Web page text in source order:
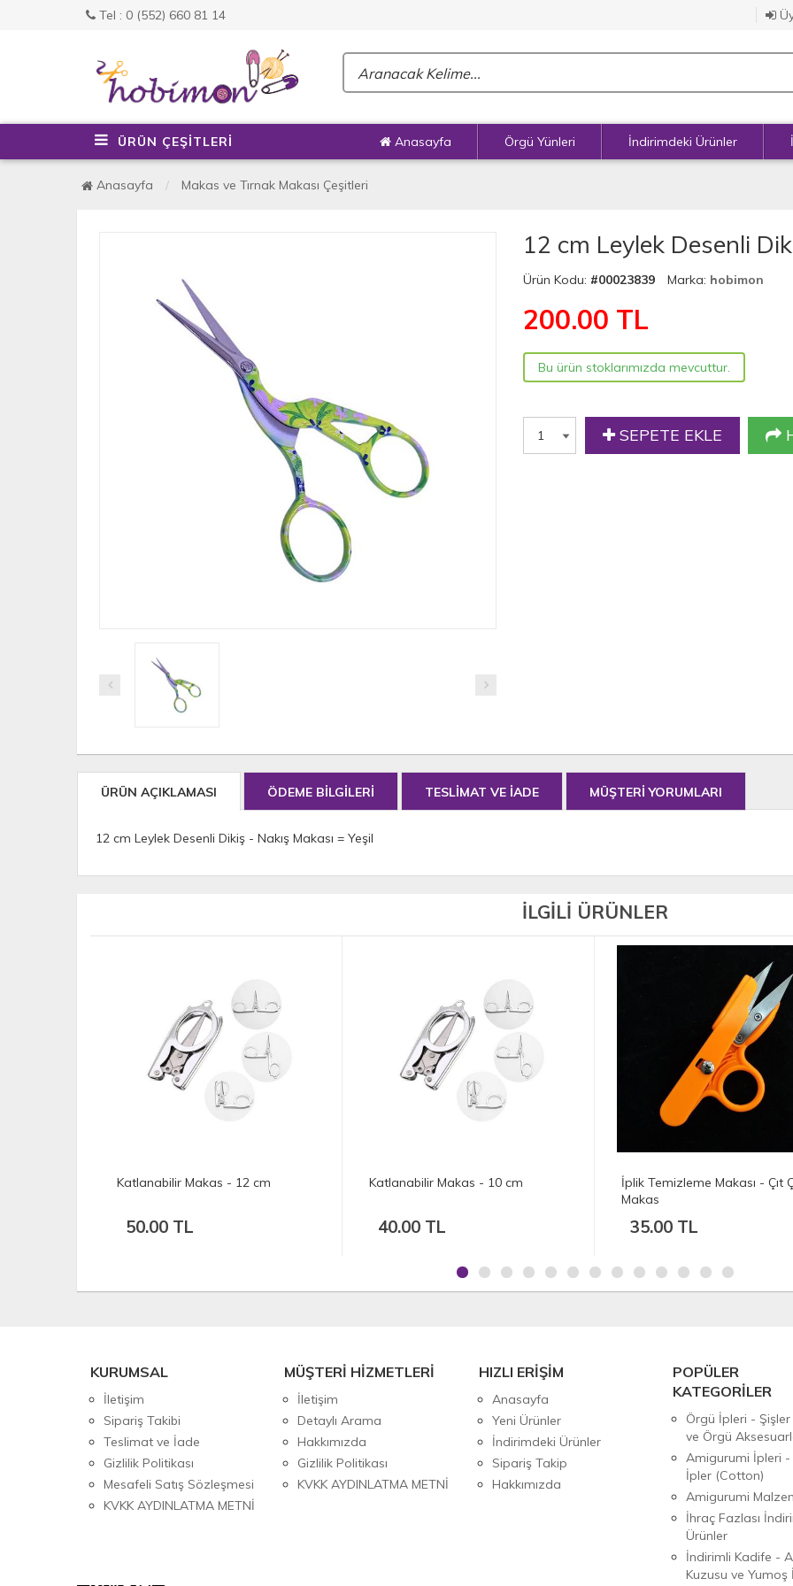
Tel : 0 (552) 660 81 14
ÜRÜN ÇEŞİTLERİ Anasayfa Örgü Yünleri İndirimdeki Ürünler
Anasayfa Makas ve Tırnak Makası Çeşitleri
12 cm Leylek Desenli
Ürün Kodu: #00023839 Marka: hobimon
200.00 TL
Bu ürün stoklarımızda mevcuttur.
SEPETE EKLE
ÜRÜN AÇIKLAMASI ÖDEME BİLGİLERİ TESLİMAT VE İADE MÜŞTERİ YORUMLARI
12 cm Leylek Desenli Dikiş - Nakış Makası = Yeşil
İLGİLİ ÜRÜNLER
Katlanabilir Makas - 10 cm
40.00 TL
İplik Temizleme Makası - Çıt Çıt
35.00 TL
GOLDEN PHOENIX 4'lü Terzi
Makası Seti
550.00 TL
KURUMSAL
İletişim
Sipariş Takibi
Teslimat ve İade
Gizlilik Politikası
Mesafeli Satış Sözleşmesi
KVKK AYDINLATMA METNİ
MÜŞTERİ HİZMETLERİ
İletişim
Detaylı Arama
Hakkımızda
Gizlilik Politikası
KVKK AYDINLATMA METNİ
HIZLI ERİŞİM
Anasayfa
Yeni Ürünler
İndirimdeki Ürünler
Sipariş Takip
Hakkımızda
POPÜLER
KATEGORİLER
Örgü İpleri - Şişler
ve Örgü
Amigurumi İpleri -
İpler (Cotton)
Amigurumi
İhraç Fazlası
Ürünler
İndirimli Kadife -
Kuzusu ve Yumoş